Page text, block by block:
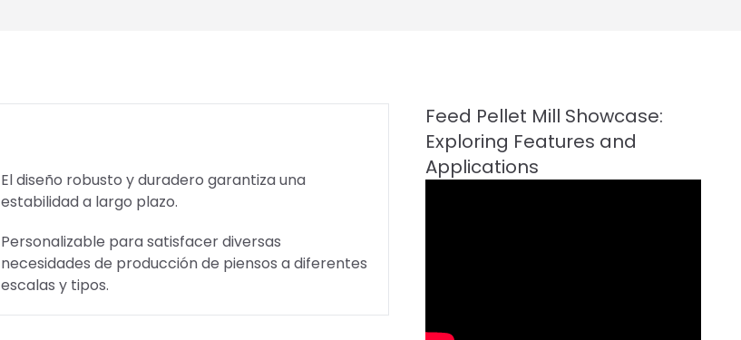
El diseño robusto y duradero garantiza una
estabilidad a largo plazo.
Personalizable para satisfacer diversas
necesidades de producción de piensos a diferentes
escalas y tipos.